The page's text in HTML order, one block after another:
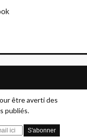
être averti des
publiés.